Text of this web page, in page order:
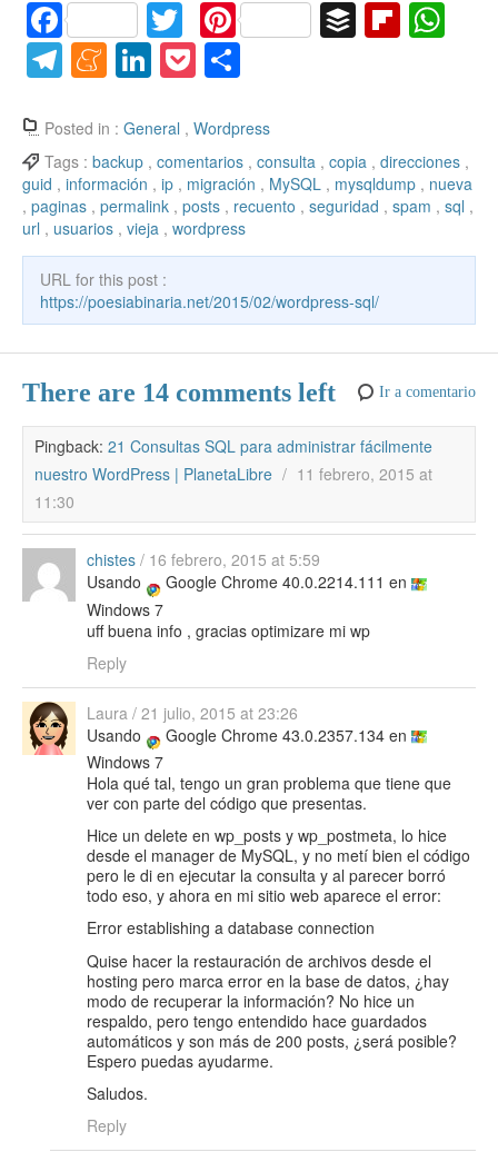
F
a
c
e
b
o
o
k
T
w
itt
er
Pi
nt
er
e
st
B Fl
ar
d
A
p
T
e
gr
a
m
M
n
e
a
m
e
Li
k
e
dI
n
P
ck
et
m
p
ar
tir
Posted in : General , Wordpress
Tags : backup , comentarios , consulta , copia , direcciones ,
guid , información , ip , migración , MySQL , mysqldump , nueva
, paginas , permalink , posts , recuento , seguridad , spam , sql ,
url , usuarios , vieja , wordpress
URL for this post :
https://poesiabinaria.net/2015/02/wordpress-sql/
There are 14 comments left Ir a comentario
Pingback: 21 Consultas SQL para administrar fácilmente
nuestro WordPress | PlanetaLibre / 11 febrero, 2015 at
11:30
chistes / 16 febrero, 2015 at 5:59
Usando
Google Chrome 40.0.2214.111 en
Windows 7
uff buena info , gracias optimizare mi wp
Reply
Laura / 21 julio, 2015 at 23:26
Usando
Google Chrome 43.0.2357.134 en
Windows 7
Hola qué tal, tengo un gran problema que tiene que
ver con parte del código que presentas.
Hice un delete en wp_posts y wp_postmeta, lo hice
desde el manager de MySQL, y no metí bien el código
pero le di en ejecutar la consulta y al parecer borró
todo eso, y ahora en mi sitio web aparece el error:
Error establishing a database connection
Quise hacer la restauración de archivos desde el
hosting pero marca error en la base de datos, ¿hay
modo de recuperar la información? No hice un
respaldo, pero tengo entendido hace guardados
automáticos y son más de 200 posts, ¿será posible?
Espero puedas ayudarme.
Saludos.
Reply